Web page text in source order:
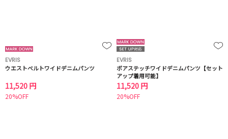
EVRIS
ウエストベルトワイドデニムパンツ
11,520 円
20%OFF
EVRIS
ボアステッチワイドデニムパンツ【セット
アップ着用可能】
11,520 円
20%OFF